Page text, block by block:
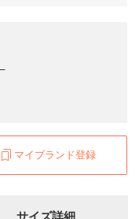
マイブランド登録
サイズ詳細